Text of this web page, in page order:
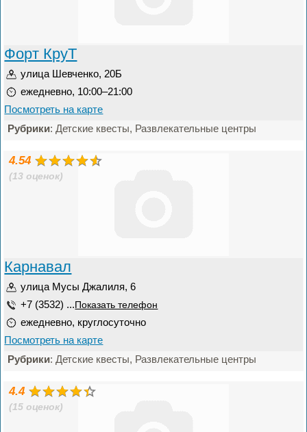
Форт КруТ
улица Шевченко, 20Б
ежедневно, 10:00–21:00
Посмотреть на карте
Рубрики: Детские квесты, Развлекательные центры
4.54
(13 оценок)
Карнавал
улица Мусы Джалиля, 6
+7 (3532) ... Показать телефон
ежедневно, круглосуточно
Посмотреть на карте
Рубрики: Детские квесты, Развлекательные центры
4.4
(15 оценок)